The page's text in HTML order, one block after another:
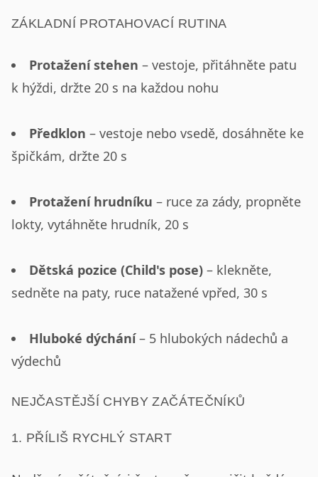
ZÁKLADNÍ PROTAHOVACÍ RUTINA
Protažení stehen – vestoje, přitáhněte patu
k hýždi, držte 20 s na každou nohu
Předklon – vestoje nebo vsedě, dosáhněte ke
špičkám, držte 20 s
Protažení hrudníku – ruce za zády, propněte
lokty, vytáhněte hrudník, 20 s
Dětská pozice (Child's pose) – klekněte,
sedněte na paty, ruce natažené vpřed, 30 s
Hluboké dýchání– 5 hlubokých nádechů a
výdechů
NEJČASTĚJŠÍ CHYBY ZAČÁTEČNÍKŮ
1. PŘÍLIŠ RYCHLÝ START